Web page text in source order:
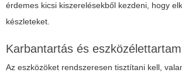
érdemes kicsi kiszerelésekből kezdeni, hogy
készleteket.
Karbantartás és
Az eszközöket rendszeresen tisztítani kell,